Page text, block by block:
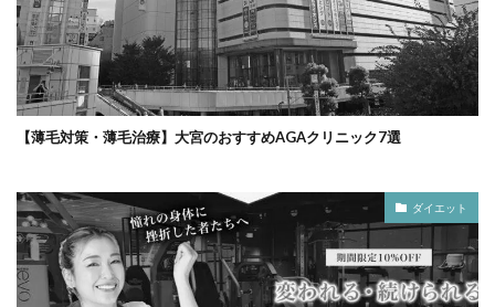
【薄毛対策・薄毛治療】大宮のおすすめAGAクリニック7選
ダイエット